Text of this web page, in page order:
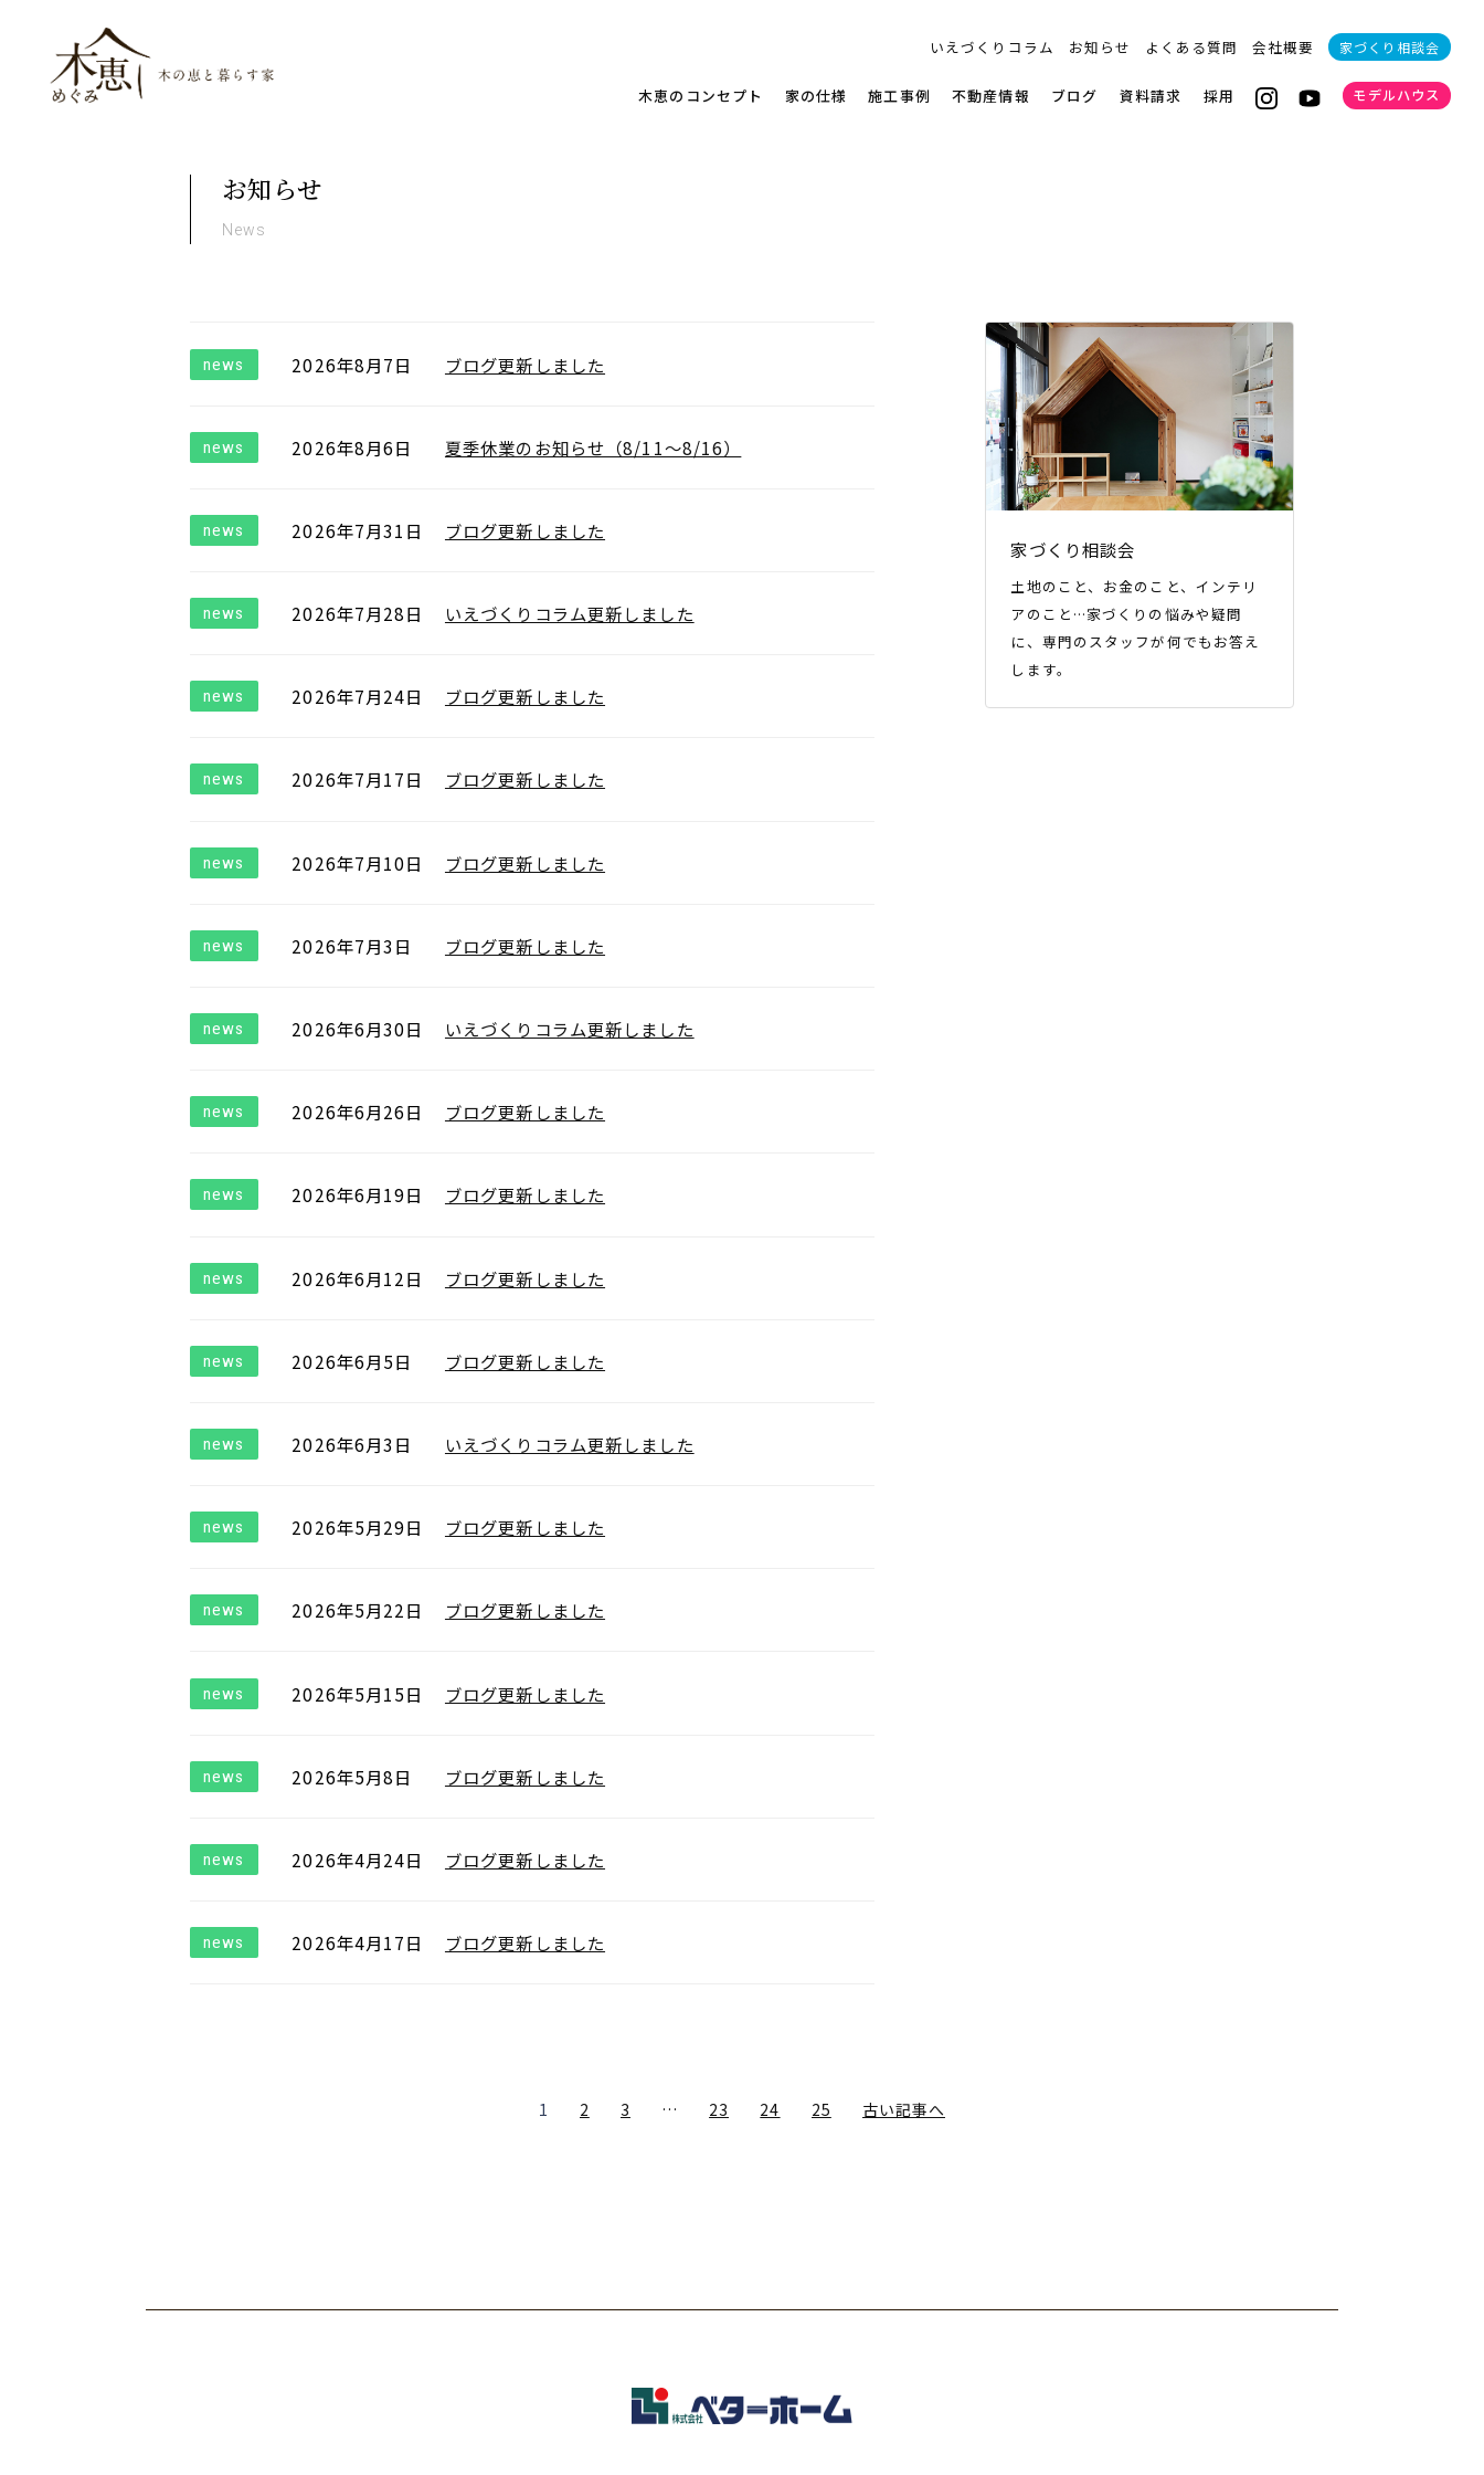
いえづくりコラム お知らせ よくある質問 会社概要 家づくり相談会
木恵のコンセプト 家の仕様 施工事例 不動産情報 ブログ 資料請求 採用 モデルハウス
お知らせ
News
news 2026年8月7日 ブログ更新しました
news 2026年8月6日 夏季休業のお知らせ（8/11～8/16）
news 2026年7月31日 ブログ更新しました
news 2026年7月28日 いえづくりコラム更新しました
news 2026年7月24日 ブログ更新しました
news 2026年7月17日 ブログ更新しました
news 2026年7月10日 ブログ更新しました
news 2026年7月3日 ブログ更新しました
news 2026年6月30日 いえづくりコラム更新しました
news 2026年6月26日 ブログ更新しました
news 2026年6月19日 ブログ更新しました
news 2026年6月12日 ブログ更新しました
news 2026年6月5日 ブログ更新しました
news 2026年6月3日 いえづくりコラム更新しました
news 2026年5月29日 ブログ更新しました
news 2026年5月22日 ブログ更新しました
news 2026年5月15日 ブログ更新しました
news 2026年5月8日 ブログ更新しました
news 2026年4月24日 ブログ更新しました
news 2026年4月17日 ブログ更新しました
家づくり相談会
土地のこと、お金のこと、インテリ
アのこと…家づくりの悩みや疑問
に、専門のスタッフが何でもお答え
します。
1 2 3 … 23 24 25 古い記事へ